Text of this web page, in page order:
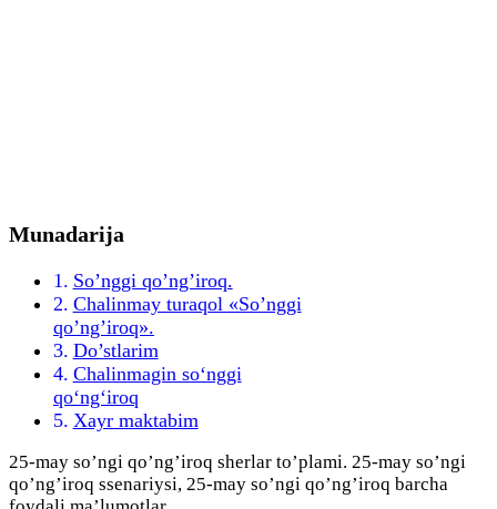
Munadarija
So’nggi qo’ng’iroq.
Chalinmay turaqol «So’nggi
qo’ng’iroq».
Do’stlarim
Chalinmagin so‘nggi
qo‘ng‘iroq
Xayr maktabim
25-may so’ngi qo’ng’iroq sherlar to’plami. 25-may so’ngi
qo’ng’iroq ssenariysi, 25-may so’ngi qo’ng’iroq barcha